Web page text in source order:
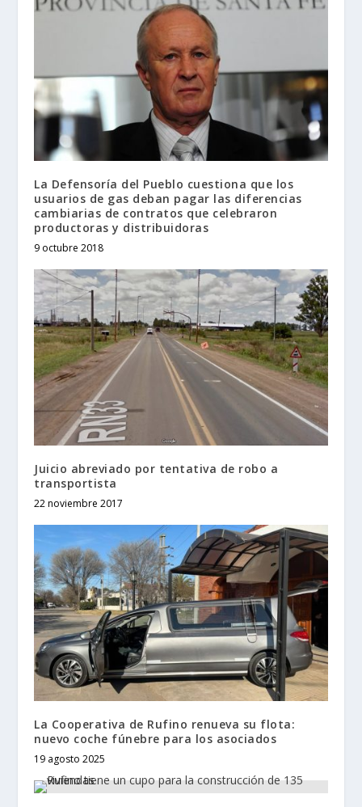
La Defensoría del Pueblo cuestiona que los
usuarios de gas deban pagar las diferencias
cambiarias de contratos que celebraron
productoras y distribuidoras
9 octubre 2018
Juicio abreviado por tentativa de robo a
transportista
22 noviembre 2017
La Cooperativa de Rufino renueva su flota:
nuevo coche fúnebre para los asociados
19 agosto 2025